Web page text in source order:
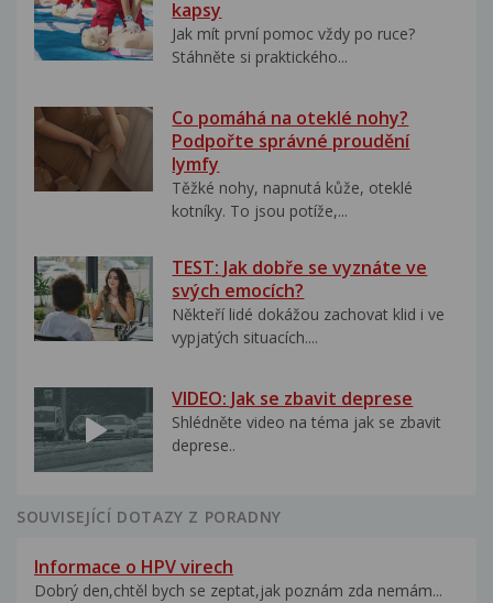
kapsy
Jak mít první pomoc vždy po ruce?
Stáhněte si praktického...
Co pomáhá na oteklé nohy?
Podpořte správné proudění
lymfy
Těžké nohy, napnutá kůže, oteklé
kotníky. To jsou potíže,...
TEST: Jak dobře se vyznáte ve
svých emocích?
Někteří lidé dokážou zachovat klid i ve
vypjatých situacích....
VIDEO: Jak se zbavit deprese
Shlédněte video na téma jak se zbavit
deprese..
SOUVISEJÍCÍ DOTAZY Z PORADNY
Informace o HPV virech
Dobrý den,chtěl bych se zeptat,jak poznám zda nemám...